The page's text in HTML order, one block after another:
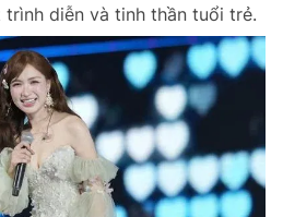
diễn và tinh thần tuổi trẻ.